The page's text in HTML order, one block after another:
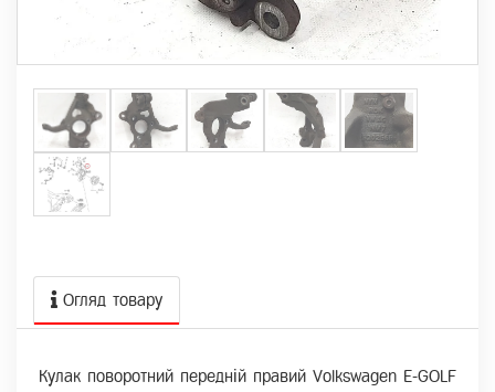
Огляд товару
Кулак поворотний передній правий Volkswagen E-GOLF